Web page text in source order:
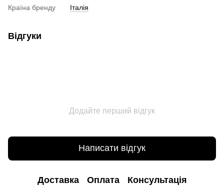
Країна бренду
Італія
Відгуки
Додайте перший відгук
Написати відгук
Доставка Оплата Консультація